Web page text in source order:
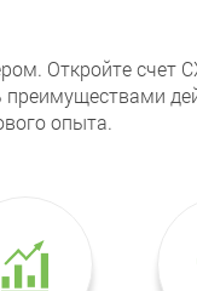
Откройте счет
опыта.